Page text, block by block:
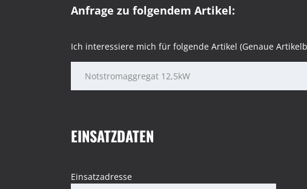
Anfrage zu folgendem Artikel:
Ich interessiere mich für folgende Artikel (Genaue
EINSATZDATEN
Einsatzadresse